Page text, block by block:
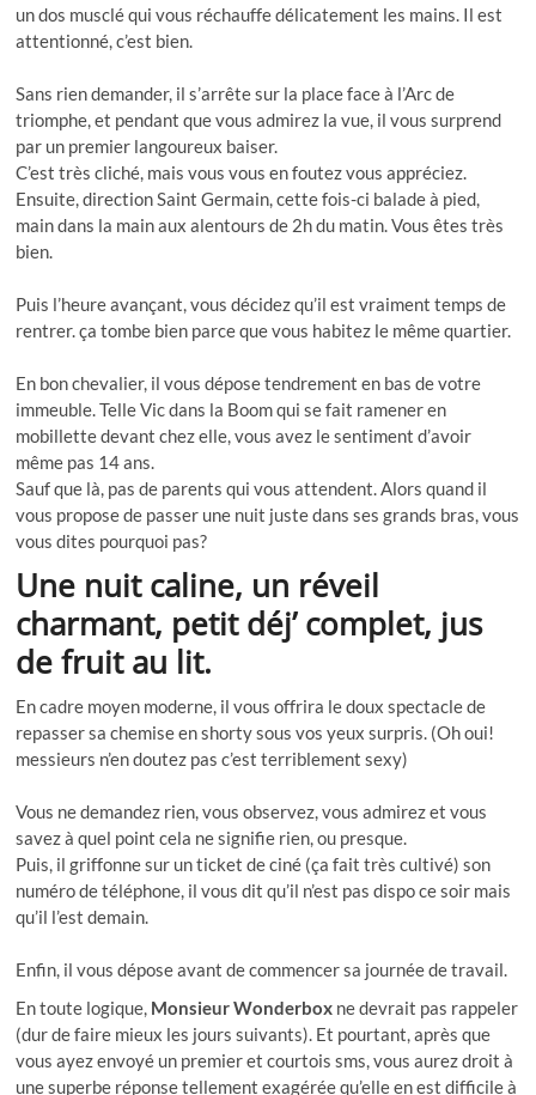
un dos musclé qui vous réchauffe délicatement les mains. Il est
attentionné, c’est bien.
Sans rien demander, il s’arrête sur la place face à l’Arc de
triomphe, et pendant que vous admirez la vue, il vous surprend
par un premier langoureux baiser.
C’est très cliché, mais vous vous en foutez vous appréciez.
Ensuite, direction Saint Germain, cette fois-ci balade à pied,
main dans la main aux alentours de 2h du matin. Vous êtes très
bien.
Puis l’heure avançant, vous décidez qu’il est vraiment temps de
rentrer. ça tombe bien parce que vous habitez le même quartier.
En bon chevalier, il vous dépose tendrement en bas de votre
immeuble. Telle Vic dans la Boom qui se fait ramener en
mobillette devant chez elle, vous avez le sentiment d’avoir
même pas 14 ans.
Sauf que là, pas de parents qui vous attendent. Alors quand il
vous propose de passer une nuit juste dans ses grands bras, vous
vous dites pourquoi pas?
Une nuit caline, un réveil
charmant, petit déj’ complet, jus
de fruit au lit.
En cadre moyen moderne, il vous offrira le doux spectacle de
repasser sa chemise en shorty sous vos yeux surpris. (Oh oui!
messieurs n’en doutez pas c’est terriblement sexy)
Vous ne demandez rien, vous observez, vous admirez et vous
savez à quel point cela ne signifie rien, ou presque.
Puis, il griffonne sur un ticket de ciné (ça fait très cultivé) son
numéro de téléphone, il vous dit qu’il n’est pas dispo ce soir mais
qu’il l’est demain.
Enfin, il vous dépose avant de commencer sa journée de travail.
En toute logique, Monsieur Wonderbox ne devrait pas rappeler
(dur de faire mieux les jours suivants). Et pourtant, après que
vous ayez envoyé un premier et courtois sms, vous aurez droit à
une superbe réponse tellement exagérée qu’elle en est difficile à